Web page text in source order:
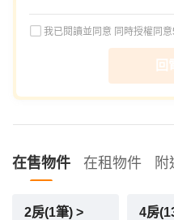
我已閱讀並同意 同時授權同
回
在售物件 在租物件 附
2房(1筆) > 4房